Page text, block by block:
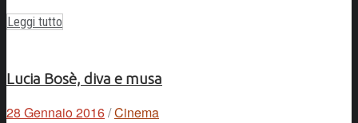
Leggi tutto
Lucia Bosè, diva e musa
28 Gennaio 2016/Cinema